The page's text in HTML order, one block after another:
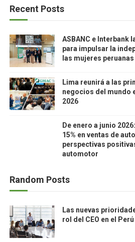
Recent Posts
ASBANC e Interbank
para impulsar la
las mujeres peruanas
Lima reunirá a las
negocios del mundo
2026
De enero a junio
15% en ventas de
perspectivas
automotor
Random Posts
Las nuevas
rol del CEO en el Perú